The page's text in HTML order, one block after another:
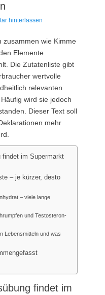
hinterlassen
zusammen wie Kimme
Elemente
Die Zutatenliste gibt
wertvolle
relevanten
wird sie jedoch
Dieser Text soll
mehr
findet im Supermarkt
– je kürzer, desto
– viele lange
und Testosteron-
Lebensmitteln und was
findet im